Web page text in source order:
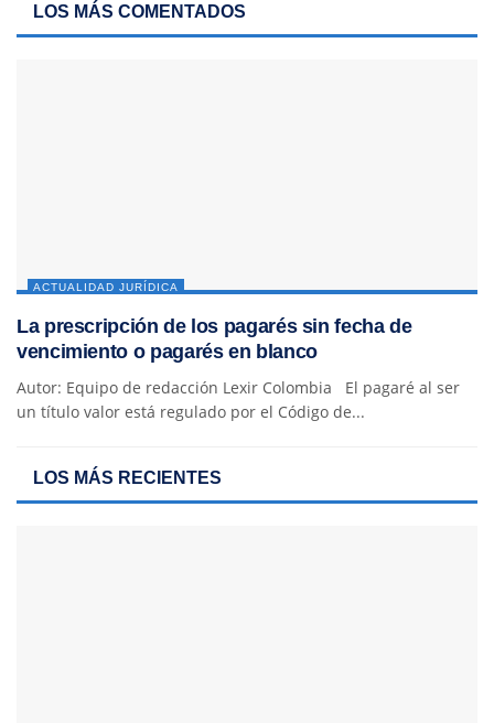
LOS MÁS COMENTADOS
ACTUALIDAD JURÍDICA
La prescripción de los pagarés sin fecha de
vencimiento o pagarés en blanco
Autor: Equipo de redacción Lexir Colombia El pagaré al ser
un título valor está regulado por el Código de...
LOS MÁS RECIENTES